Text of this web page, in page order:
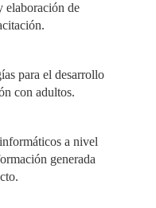
elaboración de
para el desarrollo
con adultos.
a nivel
generada